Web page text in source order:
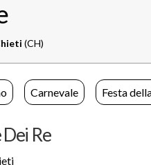
(CH)
Carnevale Festa
Re